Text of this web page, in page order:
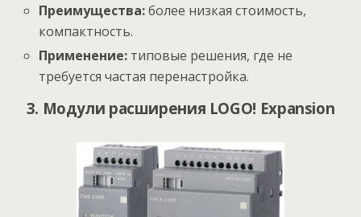
Преимущества:более низкая стоимость,
компактность.
Применение: типовые решения, где не
требуется частая перенастройка.
3. Модули расширения LOGO! Expansion